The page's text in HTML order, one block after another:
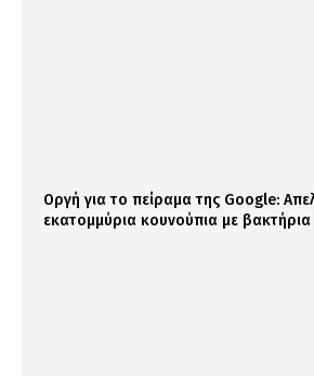
Οργή για το πείραμα της Google:
εκατομμύρια κουνούπια με βακτήρια